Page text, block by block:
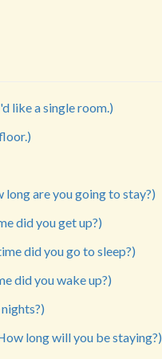
like a single room.)
are you going to stay?)
did you get up?)
did you go to sleep?)
did you wake up?)
long will you be staying?)